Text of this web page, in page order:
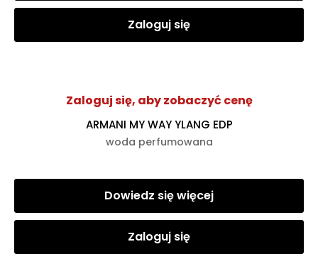
Zaloguj się
Zaloguj się, aby zobaczyć cenę
ARMANI MY WAY YLANG EDP
woda perfumowana
Dowiedz się więcej
Zaloguj się